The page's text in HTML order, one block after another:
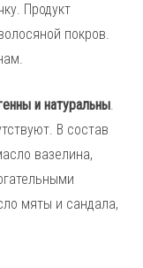
Продукт
покров.
и натуральны.
В состав
вазелина,
мяты и сандала,